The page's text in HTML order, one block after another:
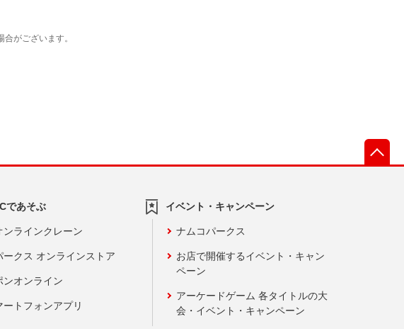
であそぶ
ンラインクレーン
ークス オンラインストア
ンオンライン
ートフォンアプリ
イベント・キャンペーン
ナムコパークス
お店で開催するイベント・キャン
ペーン
アーケードゲーム 各タイトルの大
会・イベント・キャンペーン